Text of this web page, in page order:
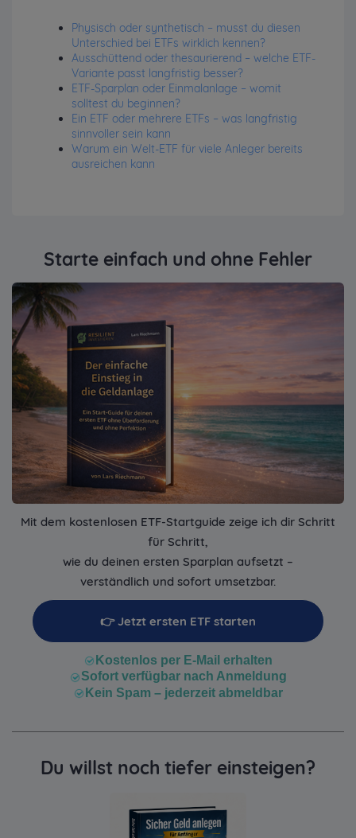
Physisch oder synthetisch – musst du diesen
Unterschied bei ETFs wirklich kennen?
Ausschüttend oder thesaurierend – welche ETF-
Variante passt langfristig besser?
ETF-Sparplan oder Einmalanlage – womit
solltest du beginnen?
Ein ETF oder mehrere ETFs – was langfristig
sinnvoller sein kann
Warum ein Welt-ETF für viele Anleger bereits
ausreichen kann
Starte einfach und ohne Fehler
Mit dem kostenlosen ETF-Startguide zeige ich dir Schritt
für Schritt,
wie du deinen ersten Sparplan aufsetzt –
verständlich und sofort umsetzbar.
👉 Jetzt ersten ETF starten
Kostenlos per E-Mail erhalten
Sofort verfügbar nach Anmeldung
Kein Spam – jederzeit abmeldbar
Du willst noch tiefer einsteigen?